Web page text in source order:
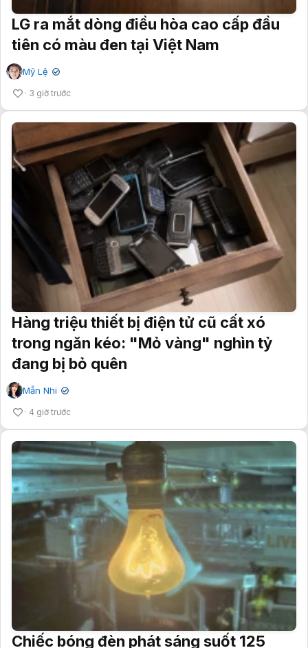
LG ra mắt dòng điều hòa cao cấp đầu
tiên có màu đen tại Việt Nam
Mỹ Lệ ✔
3 giờ trước
Hàng triệu thiết bị điện tử cũ cất xó
trong ngăn kéo: "Mỏ vàng" nghìn tỷ
đang bị bỏ quên
Mẫn Nhi ✔
4 giờ trước
Chiếc bóng đèn phát sáng suốt 125